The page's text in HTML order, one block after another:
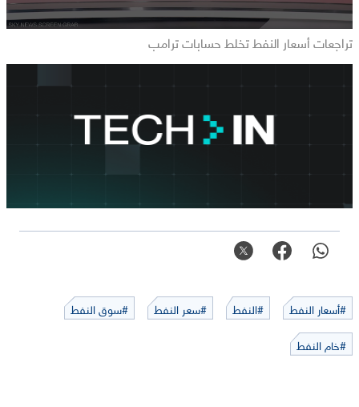
تراجعات أسعار النفط تخلط حسابات ترامب
#أسعار النفط #النفط #سعر النفط
#سوق النفط
#خام النفط